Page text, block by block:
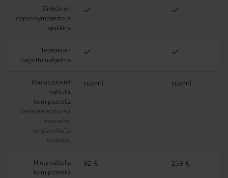
Sähköinen
oppimisympäristö ja
oppikirja
Teoria­koe­
harjoittelu­ohjelma
Koulutuskielet
valitulla
toimipisteellä
Verkkoteoriatunnit
suomeksi,
englanniksi ja
ruotsiksi.
suomi suomi
Hinta valitulla
toimipisteellä
92 € 159 €